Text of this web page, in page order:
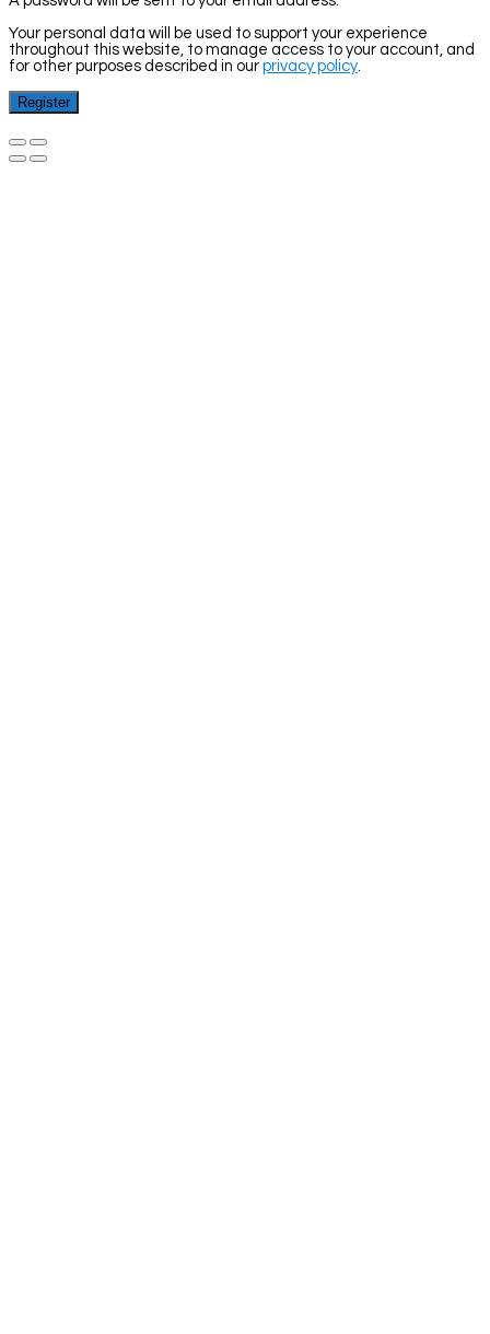
Your personal data will be used to support your experience
throughout this website, to manage access to your account, and
for other purposes described in our privacy policy
Register